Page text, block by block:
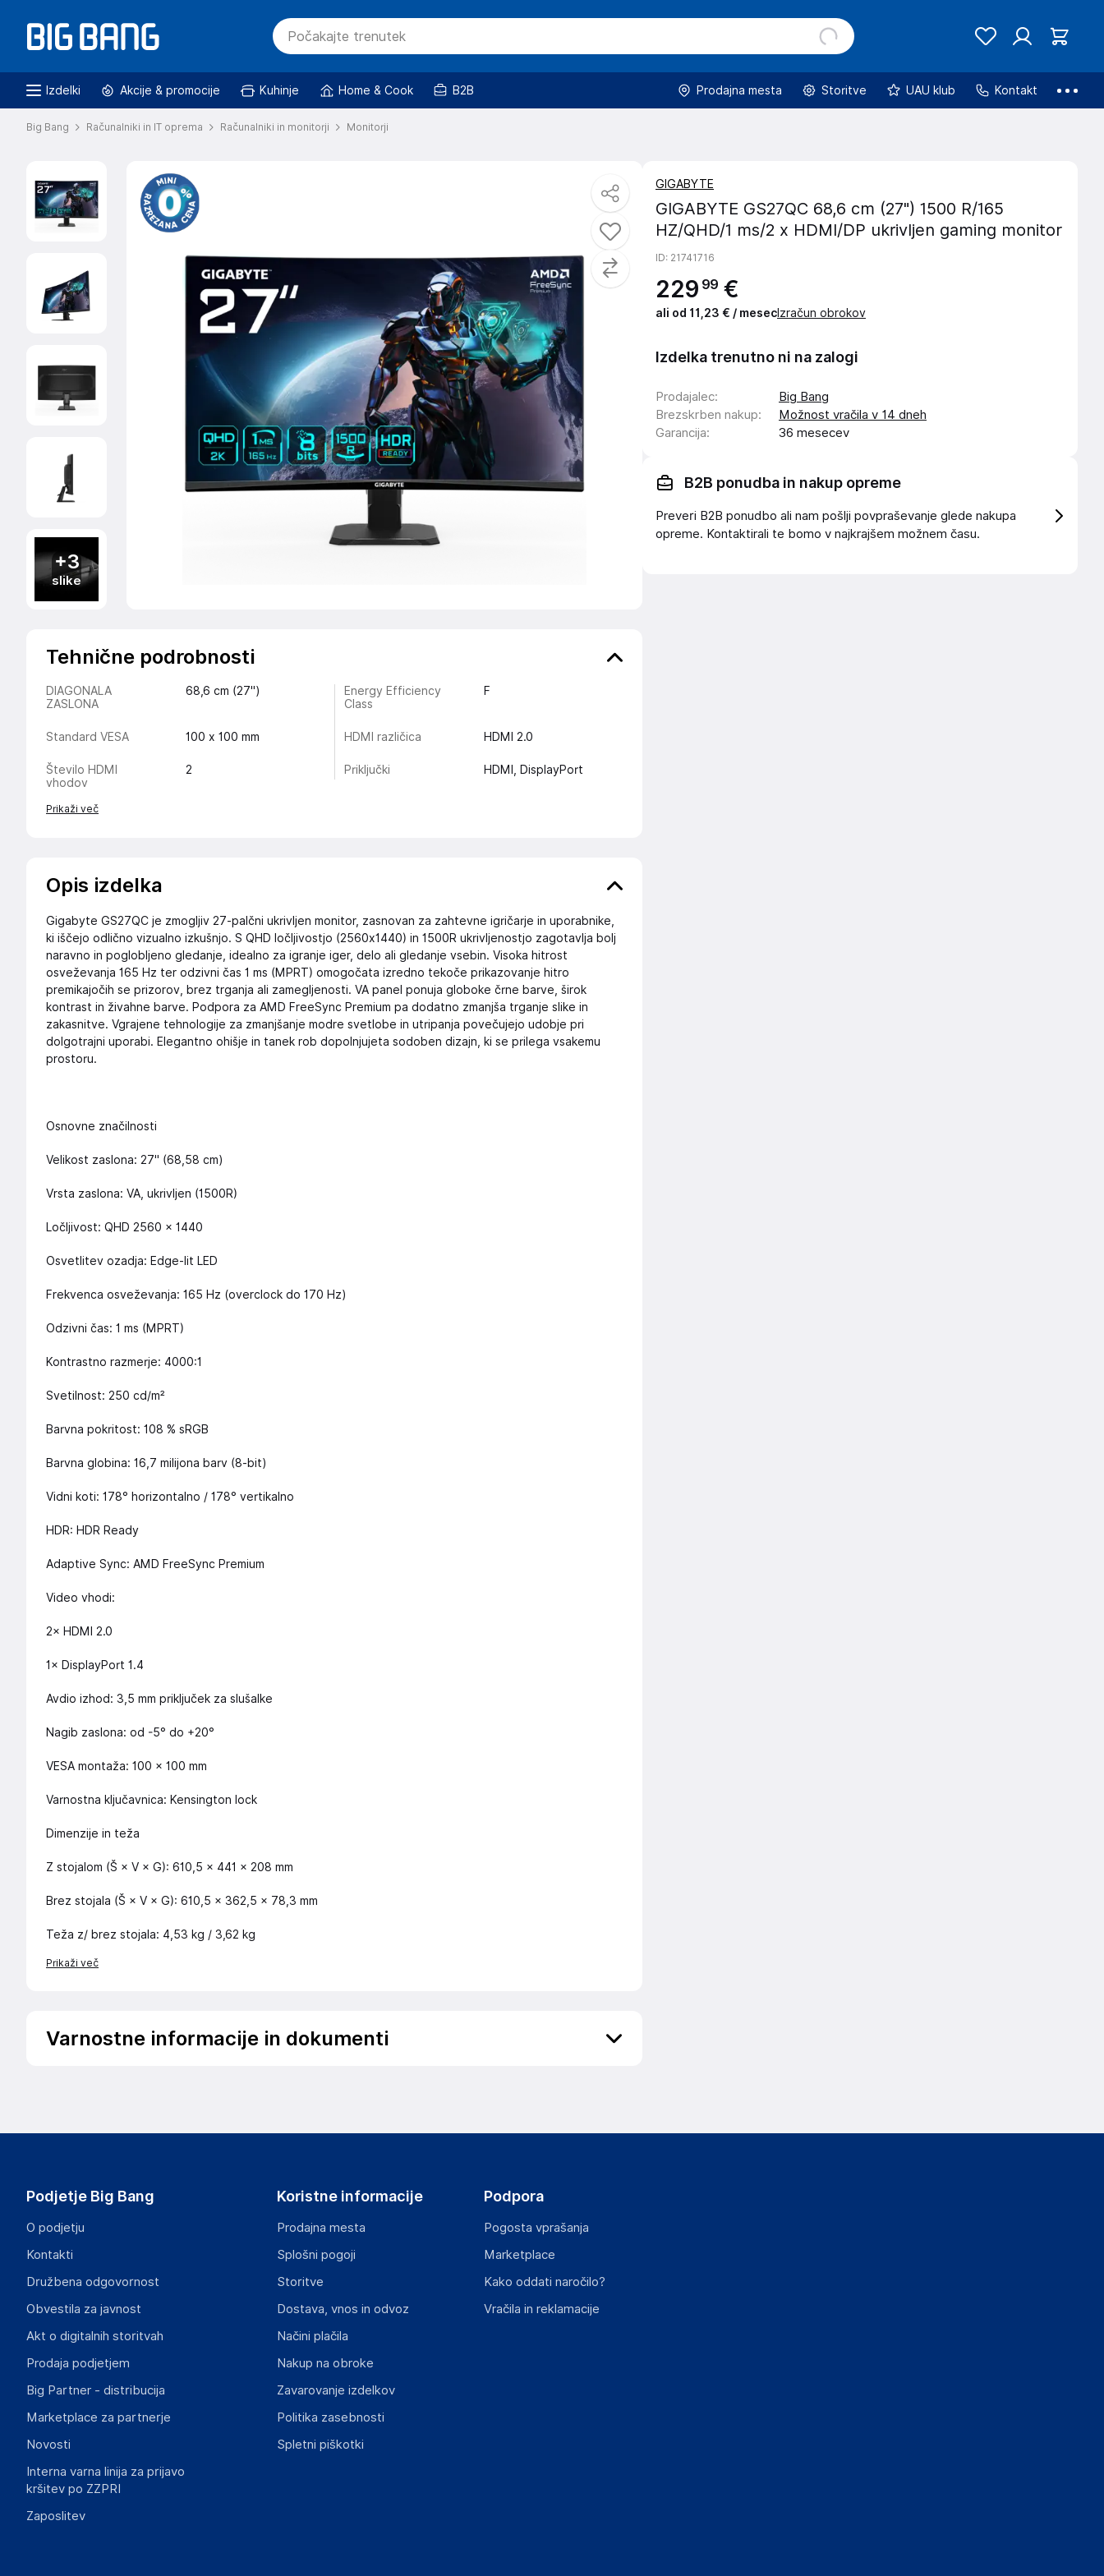
Izdelki Akcije & promocije Kuhinje Home & Cook B2B Prodajna mesta Storitve UAU klub Kontakt
Big Bang Računalniki in IT oprema Računalniki in monitorji Monitorji
+3
slike
Tehnične podrobnosti
DIAGONALA
ZASLONA
68,6 cm (27")
Energy Efficiency
Class
F
Standard VESA 100 x 100 mm HDMI različica HDMI 2.0
Število HDMI
vhodov
2 Priključki HDMI, DisplayPort
Prikaži več
Opis izdelka
Gigabyte GS27QC je zmogljiv 27-palčni ukrivljen monitor, zasnovan za zahtevne igričarje in uporabnike,
ki iščejo odlično vizualno izkušnjo. S QHD ločljivostjo (2560x1440) in 1500R ukrivljenostjo zagotavlja bolj
naravno in poglobljeno gledanje, idealno za igranje iger, delo ali gledanje vsebin. Visoka hitrost
osveževanja 165 Hz ter odzivni čas 1 ms (MPRT) omogočata izredno tekoče prikazovanje hitro
premikajočih se prizorov, brez trganja ali zamegljenosti. VA panel ponuja globoke črne barve, širok
kontrast in živahne barve. Podpora za AMD FreeSync Premium pa dodatno zmanjša trganje slike in
zakasnitve. Vgrajene tehnologije za zmanjšanje modre svetlobe in utripanja povečujejo udobje pri
dolgotrajni uporabi. Elegantno ohišje in tanek rob dopolnjujeta sodoben dizajn, ki se prilega vsakemu
prostoru.
Osnovne značilnosti
Velikost zaslona: 27" (68,58 cm)
Vrsta zaslona: VA, ukrivljen (1500R)
Ločljivost: QHD 2560 × 1440
Osvetlitev ozadja: Edge-lit LED
Frekvenca osveževanja: 165 Hz (overclock do 170 Hz)
Odzivni čas: 1 ms (MPRT)
Kontrastno razmerje: 4000:1
Svetilnost: 250 cd/m²
Barvna pokritost: 108 % sRGB
Barvna globina: 16,7 milijona barv (8-bit)
Vidni koti: 178° horizontalno / 178° vertikalno
HDR: HDR Ready
Adaptive Sync: AMD FreeSync Premium
Video vhodi:
2× HDMI 2.0
1× DisplayPort 1.4
Avdio izhod: 3,5 mm priključek za slušalke
Nagib zaslona: od -5° do +20°
VESA montaža: 100 × 100 mm
Varnostna ključavnica: Kensington lock
Dimenzije in teža
Z stojalom (Š × V × G): 610,5 × 441 × 208 mm
Brez stojala (Š × V × G): 610,5 × 362,5 × 78,3 mm
Teža z/ brez stojala: 4,53 kg / 3,62 kg
Prikaži več
Varnostne informacije in dokumenti
https://esupport.gigabyte.com/Login/Index?ReturnUrl=%2f
Gospodarski subjekt s sedežem v EU, ki zagotavlja skladnost izdelka z zahtevanimi predpisi.
Am Stadtrand 63, 22047 Hamburg
Germany
Slike o varnosti izdelka
Slike o varnosti izdelka vsebujejo opozorila na embalaži izdelka in lahko vključujejo ključne varnostne
GIGABYTE
GIGABYTE GS27QC 68,6 cm (27") 1500 R/165
HZ/QHD/1 ms/2 x HDMI/DP ukrivljen gaming monitor
ID: 21741716
229 99 €
ali od 11,23 € / mesec Izračun obrokov
Izdelka trenutno ni na zalogi
Prodajalec:
Big Bang
Brezskrben nakup:
Možnost vračila v 14 dneh
Garancija: 36 mesecev
B2B ponudba in nakup opreme
Preveri B2B ponudbo ali nam pošlji povpraševanje glede nakupa
opreme. Kontaktirali te bomo v najkrajšem možnem času.
Podjetje Big Bang
O podjetju
Kontakti
Družbena odgovornost
Obvestila za javnost
Akt o digitalnih storitvah
Prodaja podjetjem
Big Partner - distribucija
Marketplace za partnerje
Novosti
Interna varna linija za prijavo
kršitev po ZZPRI
Zaposlitev
Koristne informacije
Prodajna mesta
Splošni pogoji
Storitve
Dostava, vnos in odvoz
Načini plačila
Nakup na obroke
Zavarovanje izdelkov
Politika zasebnosti
Spletni piškotki
Podpora
Pogosta vprašanja
Marketplace
Kako oddati naročilo?
Vračila in reklamacije